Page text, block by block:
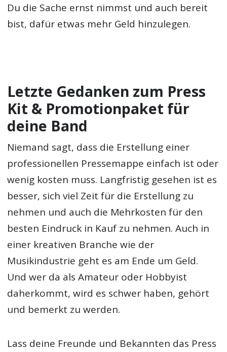
Du die Sache ernst nimmst und auch bereit
bist, dafür etwas mehr Geld hinzulegen.
Letzte Gedanken zum Press
Kit & Promotionpaket für
deine Band
Niemand sagt, dass die Erstellung einer
professionellen Pressemappe einfach ist oder
wenig kosten muss. Langfristig gesehen ist es
besser, sich viel Zeit für die Erstellung zu
nehmen und auch die Mehrkosten für den
besten Eindruck in Kauf zu nehmen. Auch in
einer kreativen Branche wie der
Musikindustrie geht es am Ende um Geld.
Und wer da als Amateur oder Hobbyist
daherkommt, wird es schwer haben, gehört
und bemerkt zu werden.
Lass deine Freunde und Bekannten das Press